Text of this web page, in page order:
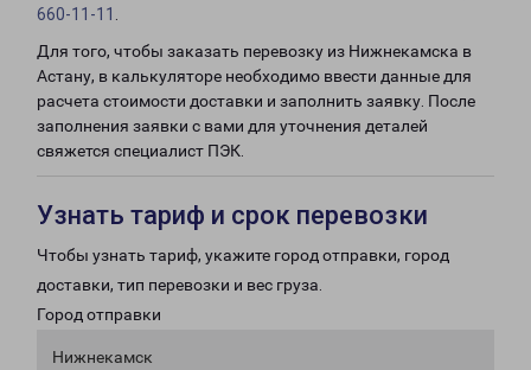
660-11-11
Для того, чтобы заказать перевозку из Нижнекамска в
Астану, в калькуляторе необходимо ввести данные для
расчета стоимости доставки и заполнить заявку. После
заполнения заявки с вами для уточнения деталей
свяжется специалист ПЭК.
Узнать тариф и срок перевозки
Чтобы узнать тариф, укажите город отправки, город
доставки, тип перевозки и вес груза.
Город отправки
Нижнекамск